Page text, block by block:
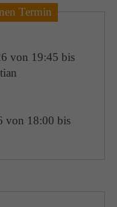
Termin
von 19:45 bis
von 18:00 bis